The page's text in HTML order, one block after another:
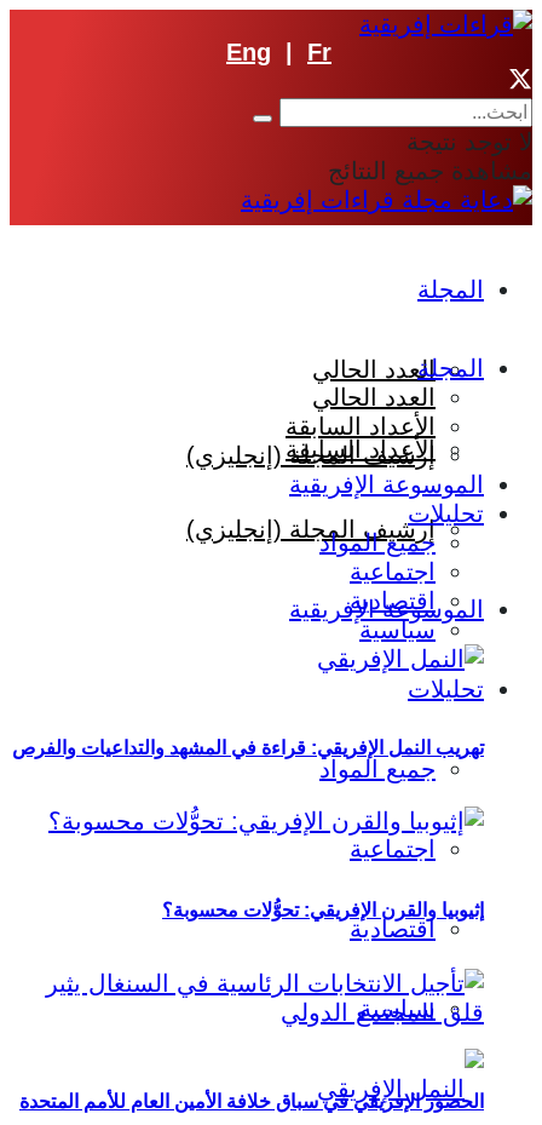
Eng Fr
لا توجد نتيجة
مشاهدة جميع النتائج
المجلة
العدد الحالي
الأعداد السابقة
إرشيف المجلة (إنجليزي)
الموسوعة الإفريقية
تحليلات
جميع المواد
اجتماعية
اقتصادية
سياسية
المجلة
العدد الحالي
الأعداد السابقة
إرشيف المجلة (إنجليزي)
الموسوعة الإفريقية
تحليلات
جميع المواد
اجتماعية
اقتصادية
سياسية
تهريب النمل الإفريقي: قراءة في المشهد والتداعيات والفرص
إثيوبيا والقرن الإفريقي: تحوُّلات محسوبة؟
الحضور الإفريقي في سباق خلافة الأمين العام للأمم المتحدة